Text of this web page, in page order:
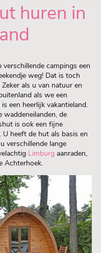
huren in
campings een
weg! Dat is toch
als u van natuur en
als we een
is een heerlijk vakantieland.
waddeneilanden, de
is ook een fijne
heeft de hut als basis en
verschillende lange
Limburg aanraden,
Achterhoek.